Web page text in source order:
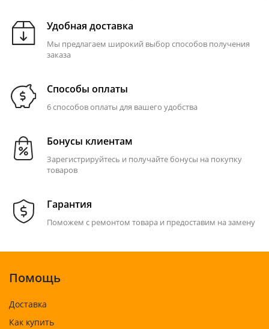
Удобная доставка
Мы предлагаем широкий выбор способов получения
заказа
Способы оплаты
6 способов оплаты для вашего удобства
Бонусы клиентам
Зарегистрируйтесь и получайте бонусы на покупку
товаров
Гарантия
Поможем с ремонтом товара и предоставим на замену
Помощь
Доставка
Как купить